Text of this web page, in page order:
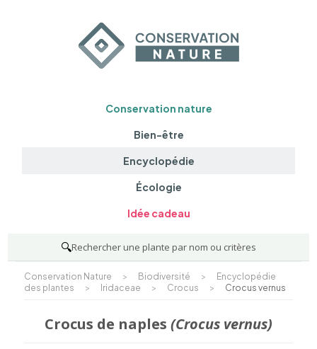
Conservation nature
Bien-être
Encyclopédie
Écologie
Idée cadeau
🔍Rechercher une plante par nom ou critères
Conservation Nature > Biodiversité >
Encyclopédie
des plantes
> Iridaceae > Crocus > Crocus vernus
Crocus de naples (Crocus vernus)